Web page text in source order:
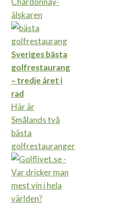
älskaren
Sveriges bästa
golfrestaurang
– tredje året i
rad
Här är
Smålands två
bästa
golfrestauranger